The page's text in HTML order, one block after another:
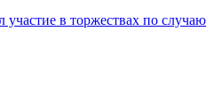
в торжествах по случаю